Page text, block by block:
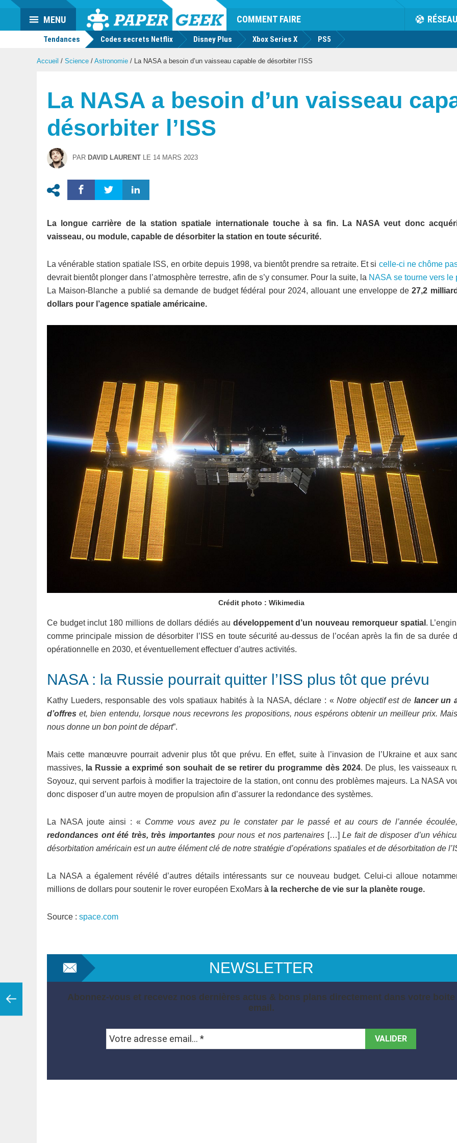
Actu
geek
COMMENT FAIRE RÉSEAU
MENU
Tendances Codes secrets Netflix Disney Plus Xbox Series X PS5
Accueil / Science / Astronomie / La NASA a besoin d’un vaisseau capable de désorbiter l’ISS
La NASA a besoin d’un vaisseau
désorbiter l’ISS
PAR DAVID LAURENT LE 14 MARS 2023
La longue carrière de la station spatiale internationale touche à sa fin. La NASA veut donc
vaisseau, ou module, capable de désorbiter la station en toute sécurité.
La vénérable station spatiale ISS, en orbite depuis 1998, va bientôt prendre sa retraite. Et si celle-ci ne chôme
devrait bientôt plonger dans l’atmosphère terrestre, afin de s’y consumer. Pour la suite, la NASA se tourne vers le
La Maison-Blanche a publié sa demande de budget fédéral pour 2024, allouant une enveloppe de 27,2
dollars pour l’agence spatiale américaine.
Crédit photo : Wikimedia
Ce budget inclut 180 millions de dollars dédiés au développement d’un nouveau remorqueur spatial .
comme principale mission de désorbiter l’ISS en toute sécurité au-dessus de l’océan après la fin de sa durée
opérationnelle en 2030, et éventuellement effectuer d’autres activités.
NASA : la Russie pourrait quitter l’ISS plus tôt que prévu
Kathy Lueders, responsable des vols spatiaux habités à la NASA, déclare : «Notre objectif est de lancer un
d’offres et, bien entendu, lorsque nous recevrons les propositions, nous espérons obtenir un meilleur prix.
nous donne un bon point de départ”.
Mais cette manœuvre pourrait advenir plus tôt que prévu. En effet, suite à l’invasion de l’Ukraine et aux
massives, la Russie a exprimé son souhait de se retirer du programme dès 2024. De plus, les vaisseaux
Soyouz, qui servent parfois à modifier la trajectoire de la station, ont connu des problèmes majeurs. La NASA
donc disposer d’un autre moyen de propulsion afin d’assurer la redondance des systèmes.
La NASA joute ainsi : « Comme vous avez pu le constater par le passé et au cours de l’année
redondances ont été très, très importantes pour nous et nos partenaires […]Le fait de disposer d’un
désorbitation américain est un autre élément clé de notre stratégie d’opérations spatiales et de désorbitation de
La NASA a également révélé d’autres détails intéressants sur ce nouveau budget. Celui-ci alloue
millions de dollars pour soutenir le rover européen ExoMars à la recherche de vie sur la planète rouge.
Source : space.com
NEWSLETTER
Abonnez-vous et recevez nos dernières actus & bons plans directement dans votre boite
email.